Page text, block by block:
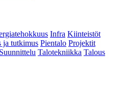
Infra Kiinteistöt
ja tutkimus Pientalo Projektit
Suunnittelu Talotekniikka Talous